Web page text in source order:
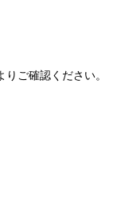
りご確認ください。